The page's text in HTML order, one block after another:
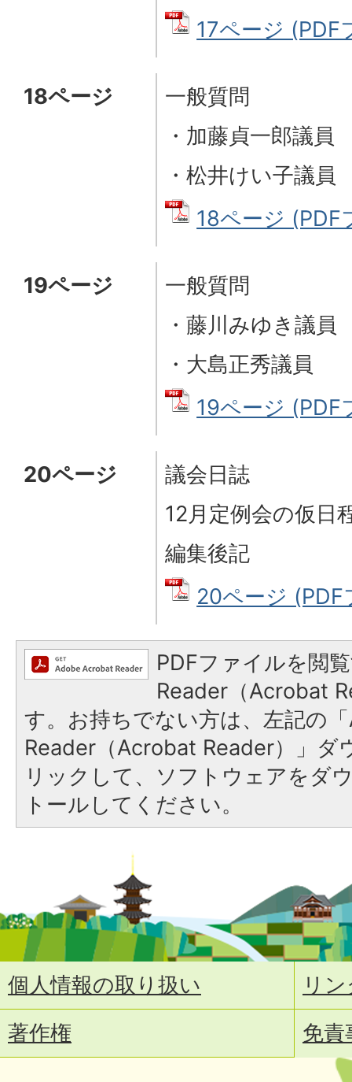
17ページ (PDF
18ページ
一般質問
・加藤貞一郎議員
・松井けい子議員
18ページ (PDF
19ページ
一般質問
・藤川みゆき議員
・大島正秀議員
19ページ (PDF
20ページ
議会日誌
12月定例会の仮日
編集後記
20ページ
PDFファイルを閲
Reader（Acrobat
す。お持ちでない方は、左記の
Reader（Acrobat Reader）」ダ
リックして、ソフトウェアをダ
トールしてください。
個人情報の取り扱い
リ
著作権
免責